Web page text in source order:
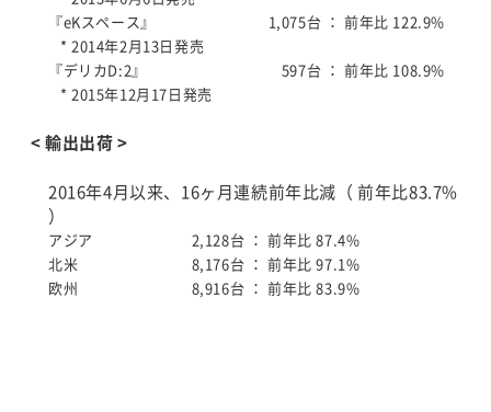
『eKスペース』
1,075台 ： 前年比 122.9%
* 2014年2月13日発売
『デリカD:2』
597台 ： 前年比 108.9%
* 2015年12月17日発売
< 輸出出荷 >
2016年4月以来、16ヶ月連続前年比減（ 前年比83.7%
）
アジア 2,128台 ： 前年比 87.4%
北米
8,176台 ： 前年比 97.1%
欧州
8,916台 ： 前年比 83.9%